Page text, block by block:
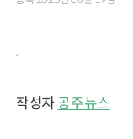
.
작성자 공주뉴스